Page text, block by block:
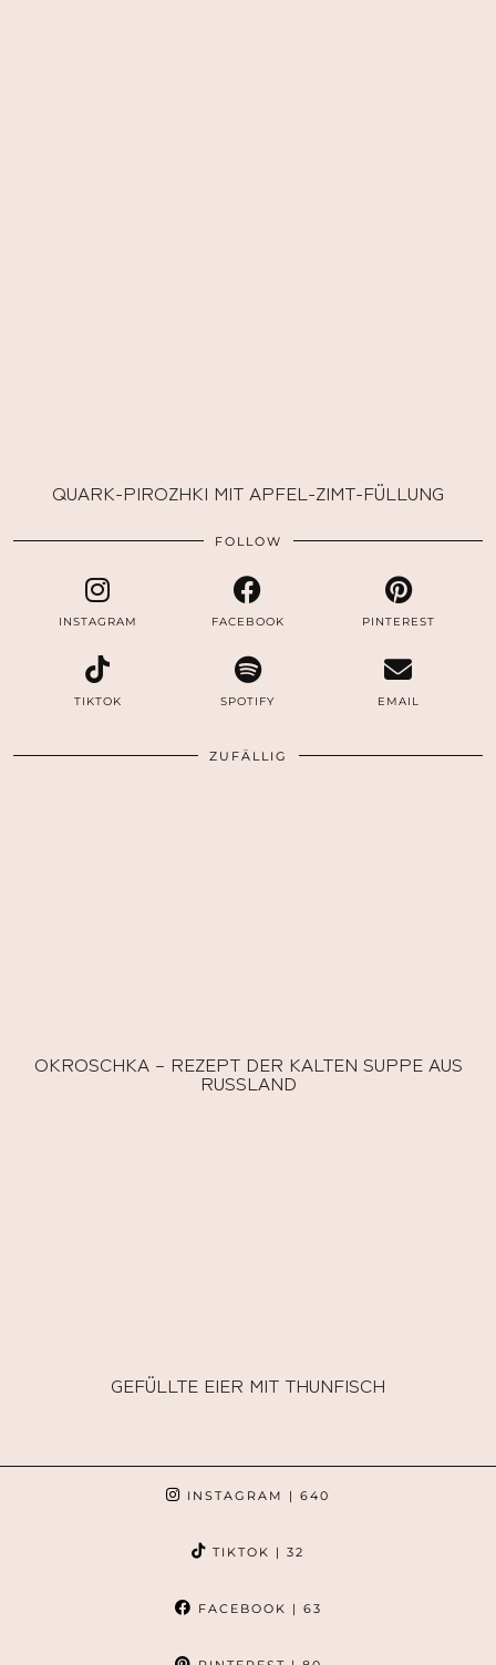
QUARK-PIROZHKI MIT APFEL-ZIMT-FÜLLUNG
FOLLOW
INSTAGRAM FACEBOOK PINTEREST
TIKTOK SPOTIFY EMAIL
ZUFÄLLIG
OKROSCHKA – REZEPT DER KALTEN SUPPE AUS
RUSSLAND
GEFÜLLTE EIER MIT THUNFISCH
INSTAGRAM | 640
TIKTOK | 32
FACEBOOK | 63